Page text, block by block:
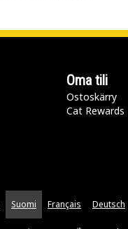
Oma tili
Ostoskärry
Cat Rewards
Suomi Français Deutsch